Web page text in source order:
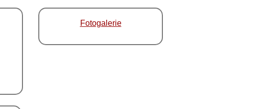
Fotogalerie